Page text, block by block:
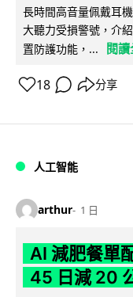
長時間高音量佩戴耳
大聽力受損警號，介
置防護功能，...
閱
18 分享
人工智能
arthur 1 日
AI 減肥餐單
45 日減 20